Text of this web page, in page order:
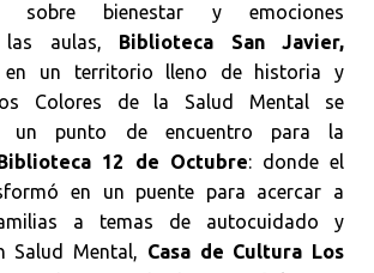
sobre bienestar y emociones
las aulas, Biblioteca San Javier,
en un territorio lleno de historia y
Colores de la Salud Mental se
un punto de encuentro para la
12 de Octubre: donde el
en un puente para acercar a
a temas de autocuidado y
Salud Mental, Casa de Cultura Los